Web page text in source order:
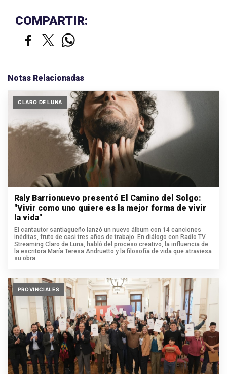
COMPARTIR:
Notas Relacionadas
CLARO DE LUNA
Raly Barrionuevo presentó El Camino del Solgo:
"Vivir como uno quiere es la mejor forma de vivir
la vida"
El cantautor santiagueño lanzó un nuevo álbum con 14 canciones
inéditas, fruto de casi tres años de trabajo. En diálogo con Radio TV
Streaming Claro de Luna, habló del proceso creativo, la influencia de
la escritora María Teresa Andruetto y la filosofía de vida que atraviesa
su obra.
PROVINCIALES